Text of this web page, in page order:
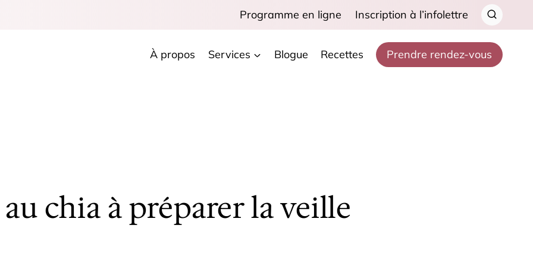
Programme en ligne Inscription à l’infolettre
À propos Services Blogue Recettes Prendre rendez-vous
chia à préparer la veille